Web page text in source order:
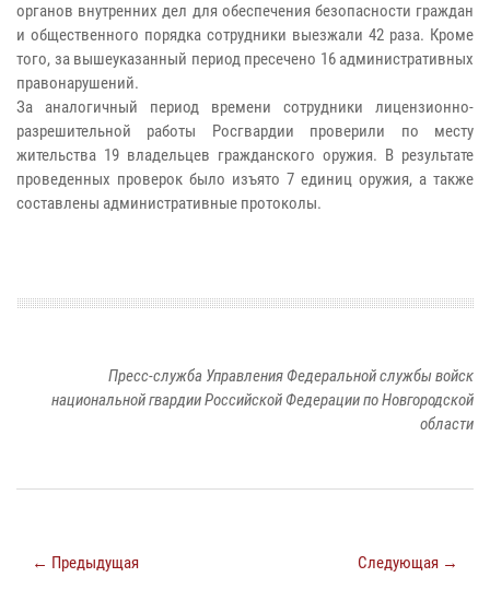
органов внутренних дел для обеспечения безопасности граждан
и общественного порядка сотрудники выезжали 42 раза. Кроме
того, за вышеуказанный период пресечено 16 административных
правонарушений.
За аналогичный период времени сотрудники лицензионно-
разрешительной работы Росгвардии проверили по месту
жительства 19 владельцев гражданского оружия. В результате
проведенных проверок было изъято 7 единиц оружия, а также
составлены административные протоколы.
Пресс-служба Управления Федеральной службы войск
национальной гвардии Российской Федерации по Новгородской
области
← Предыдущая Следующая →